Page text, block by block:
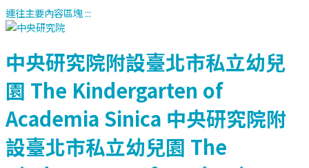
連往主要內容區塊:::
中央研究院附設臺北市私立幼兒
園 The Kindergarten of
Academia Sinica 中央研究院附
設臺北市私立幼兒園 The